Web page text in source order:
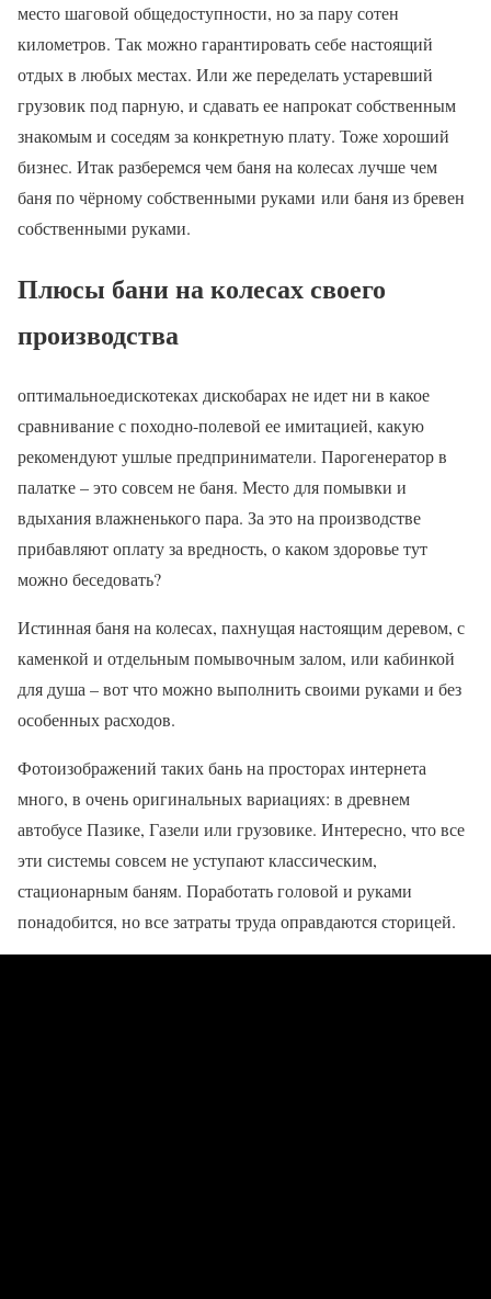
место шаговой общедоступности, но за пару сотен
километров. Так можно гарантировать себе настоящий
отдых в любых местах. Или же переделать устаревший
грузовик под парную, и сдавать ее напрокат собственным
знакомым и соседям за конкретную плату. Тоже хороший
бизнес. Итак разберемся чем баня на колесах лучше чем
баня по чёрному собственными руками или баня из бревен
собственными руками.
Плюсы бани на колесах своего
производства
оптимальноедискотеках дискобарах не идет ни в какое
сравнивание с походно-полевой ее имитацией, какую
рекомендуют ушлые предприниматели. Парогенератор в
палатке – это совсем не баня. Место для помывки и
вдыхания влажненького пара. За это на производстве
прибавляют оплату за вредность, о каком здоровье тут
можно беседовать?
Истинная баня на колесах, пахнущая настоящим деревом, с
каменкой и отдельным помывочным залом, или кабинкой
для душа – вот что можно выполнить своими руками и без
особенных расходов.
Фотоизображений таких бань на просторах интернета
много, в очень оригинальных вариациях: в древнем
автобусе Пазике, Газели или грузовике. Интересно, что все
эти системы совсем не уступают классическим,
стационарным баням. Поработать головой и руками
понадобится, но все затраты труда оправдаются сторицей.